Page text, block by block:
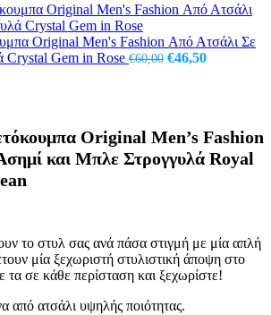
was:
€45,00.
τιμή
είναι:
€19,90.
Original Men's Fashion Από Ατσάλι Σε
Crystal Gem in Rose €60,00 Original
€46,50Η
Original Men’s Fashion
και Μπλε Στρoγγυλά Royal
το στυλ σας ανά πάσα στιγμή με μία απλή
μία ξεχωριστή στυλιστική άποψη στο
τα σε κάθε περίσταση και ξεχωρίστε!
από ατσάλι υψηλής ποιότητας.